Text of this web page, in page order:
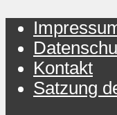
Kontakt
Satzung